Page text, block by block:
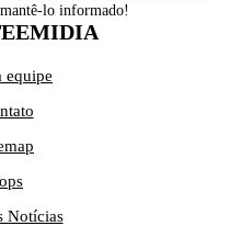
lo informado!
equipe
Notícias